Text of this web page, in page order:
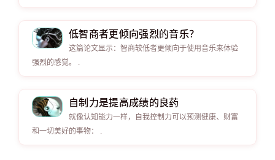
低智商者更倾向强烈的音乐？
这篇论文显示：智商较低者更倾向于使用音乐来体验
强烈的感觉。 .
自制力是提高成绩的良药
就像认知能力一样，自我控制力可以预测健康、财富
和一切美好的事物： .